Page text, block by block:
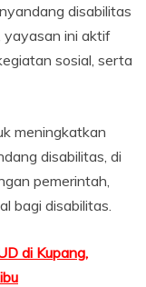
disabilitas
yayasan ini aktif
sosial, serta
meningkatkan
disabilitas, di
pemerintah,
bagi disabilitas.
di Kupang,